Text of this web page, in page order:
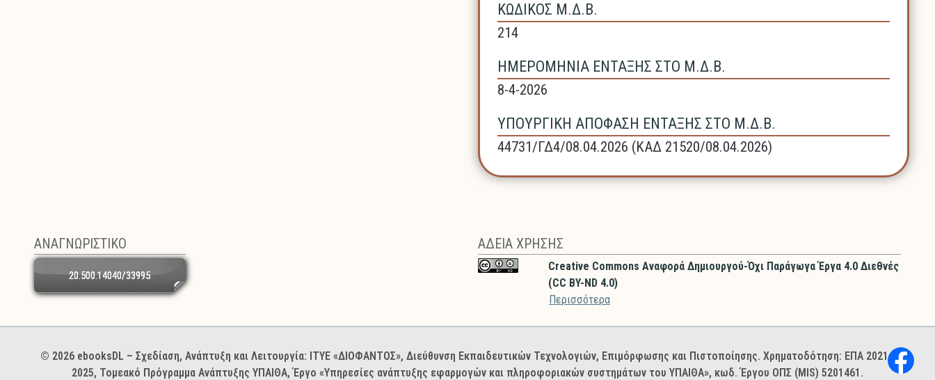
ΚΩΔΙΚΟΣ Μ.Δ.Β.
214
ΗΜΕΡΟΜΗΝΙΑ ΕΝΤΑΞΗΣ ΣΤΟ Μ.Δ.Β.
8-4-2026
ΥΠΟΥΡΓΙΚΗ ΑΠΟΦΑΣΗ ΕΝΤΑΞΗΣ ΣΤΟ Μ.Δ.Β.
44731/ΓΔ4/08.04.2026 (ΚΑΔ 21520/08.04.2026)
ΑΝΑΓΝΩΡΙΣΤΙΚΟ
20.500.14040/33995
ΑΔΕΙΑ ΧΡΗΣΗΣ
Creative Commons Αναφορά Δημιουργού-Όχι Παράγωγα Έργα 4.0 Διεθνές
(CC BY-ND 4.0)
Περισσότερα
Χορηγοί και φορείς
© 2026 ebooksDL – Σχεδίαση, Ανάπτυξη και Λειτουργία: ΙΤΥΕ «ΔΙΟΦΑΝΤΟΣ», Διεύθυνση Εκπαιδευτικών Τεχνολογιών, Επιμόρφωσης και Πιστοποίησης. Χρηματοδότηση: ΕΠΑ 2021–
2025, Τομεακό Πρόγραμμα Ανάπτυξης ΥΠΑΙΘΑ, Έργο «Υπηρεσίες ανάπτυξης εφαρμογών και πληροφοριακών συστημάτων του ΥΠΑΙΘΑ», κωδ. Έργου ΟΠΣ (MIS) 5201461.